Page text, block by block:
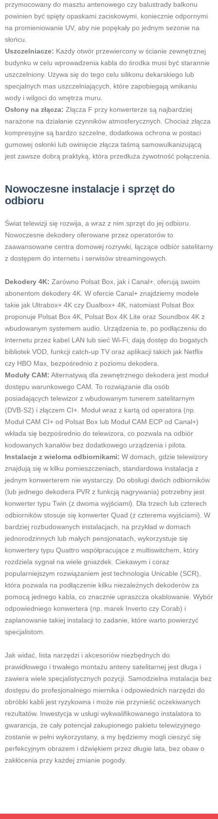
przymocowany do masztu antenowego czy balustrady balkonu
powinien być spięty opaskami zaciskowymi, koniecznie odpornymi
na promieniowanie UV, aby nie popękały po jednym sezonie na
słońcu.
Uszczelniacze: Każdy otwór przewiercony w ścianie zewnętrznej
budynku w celu wprowadzenia kabla do środka musi być starannie
uszczelniony. Używa się do tego celu silikonu dekarskiego lub
specjalnych mas uszczelniających, które zapobiegają wnikaniu
wody i wilgoci do wnętrza muru.
Osłony na złącza: Złącza F przy konwerterze są najbardziej
narażone na działanie czynników atmosferycznych. Chociaż złącza
kompresyjne są bardzo szczelne, dodatkowa ochrona w postaci
gumowej osłonki lub owinięcie złącza taśmą samowulkanizującą
jest zawsze dobrą praktyką, która przedłuża żywotność połączenia.
Nowoczesne instalacje i sprzęt do
odbioru
Świat telewizji się rozwija, a wraz z nim sprzęt do jej odbioru.
Nowoczesne dekodery oferowane przez operatorów to
zaawansowane centra domowej rozrywki, łączące odbiór satelitarny
z dostępem do internetu i serwisów streamingowych.
Dekodery 4K: Zarówno Polsat Box, jak i Canal+, oferują swoim
abonentom dekodery 4K. W ofercie Canal+ znajdziemy modele
takie jak Ultrabox+ 4K czy Dualbox+ 4K, natomiast Polsat Box
proponuje Polsat Box 4K, Polsat Box 4K Lite oraz Soundbox 4K z
wbudowanym systemem audio. Urządzenia te, po podłączeniu do
internetu przez kabel LAN lub sieć Wi-Fi, dają dostęp do bogatych
bibliotek VOD, funkcji catch-up TV oraz aplikacji takich jak Netflix
czy HBO Max, bezpośrednio z poziomu dekodera.
Moduły CAM: Alternatywą dla zewnętrznego dekodera jest moduł
dostępu warunkowego CAM. To rozwiązanie dla osób
posiadających telewizor z wbudowanym tunerem satelitarnym
(DVB-S2) i złączem CI+. Moduł wraz z kartą od operatora (np.
Moduł CAM CI+ od Polsat Box lub Moduł CAM ECP od Canal+)
wkłada się bezpośrednio do telewizora, co pozwala na odbiór
kodowanych kanałów bez dodatkowego urządzenia i pilota.
Instalacje z wieloma odbiornikami: W domach, gdzie telewizory
znajdują się w kilku pomieszczeniach, standardowa instalacja z
jednym konwerterem nie wystarczy. Do obsługi dwóch odbiorników
(lub jednego dekodera PVR z funkcją nagrywania) potrzebny jest
konwerter typu Twin (z dwoma wyjściami). Dla trzech lub czterech
odbiorników stosuje się konwerter Quad (z czterema wyjściami). W
bardziej rozbudowanych instalacjach, na przykład w domach
jednorodzinnych lub małych pensjonatach, wykorzystuje się
konwertery typu Quattro współpracujące z multiswitchem, który
rozdziela sygnał na wiele gniazdek. Ciekawym i coraz
popularniejszym rozwiązaniem jest technologia Unicable (SCR),
która pozwala na podłączenie kilku niezależnych dekoderów za
pomocą jednego kabla, co znacznie upraszcza okablowanie. Wybór
odpowiedniego konwertera (np. marek Inverto czy Corab) i
zaplanowanie takiej instalacji to zadanie, które warto powierzyć
specjalistom.
Jak widać, lista narzędzi i akcesoriów niezbędnych do
prawidłowego i trwałego montażu anteny satelitarnej jest długa i
zawiera wiele specjalistycznych pozycji. Samodzielna instalacja bez
dostępu do profesjonalnego miernika i odpowiednich narzędzi do
obróbki kabli jest ryzykowna i może nie przynieść oczekiwanych
rezultatów. Inwestycja w usługi wykwalifikowanego instalatora to
gwarancja, że cały potencjał zakupionego pakietu telewizyjnego
zostanie w pełni wykorzystany, a my będziemy mogli cieszyć się
perfekcyjnym obrazem i dźwiękiem przez długie lata, bez obaw o
zakłócenia przy każdej zmianie pogody.